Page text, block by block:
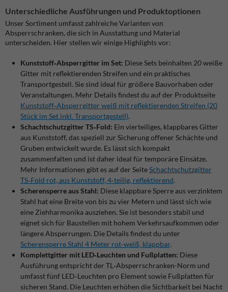
Unterschiedliche Ausführungen und Produktoptionen
Unser Sortiment umfasst zahlreiche Varianten von
Absperrschranken, die sich in Ausstattung und Material
unterscheiden. Hier stellen wir einige Highlights vor:
Kunststoff‑Absperrgitter im Set: Diese Sets beinhalten 20 weiße
Gitter mit reflektierenden Streifen und ein praktisches
Transportgestell. Sie sind ideal für größere Bauvorhaben oder
Veranstaltungen. Mehr Details findest du auf der Produktseite
Kunststoff‑Absperrgitter weiß mit reflektierenden Streifen (20
Stück im Set inkl. Transportgestell).
Schachtschutzgitter TS‑Fold: Ein vierteiliges, klappbares Gitter
aus Kunststoff, das speziell zur Sicherung offener Schächte und
Gruben entwickelt wurde. Es lässt sich kompakt
zusammenfalten und ist daher ideal für temporäre Einsätze.
Mehr Informationen gibt es auf der SeiteSchachtschutzgitter
TS‑Fold rot, aus Kunststoff, 4‑teilig, reflektierend.
Scherensperre aus Stahl: Diese klappbare Sperre aus verzinktem
Stahl hat eine Breite von bis zu vier Metern und lässt sich wie
eine Ziehharmonika ausziehen. Sie ist besonders stabil und
eignet sich für Baustellen mit hohem Verkehrsaufkommen oder
längere Absperrungen. Die Details findest du unter
Scherensperre Stahl 4 Meter rot‑weiß, klappbar.
Komplettgitter mit LED‑Leuchten und Fußplatten: Diese
Ausführung entspricht der TL‑Absperrschranken-Norm und
umfasst fünf LED‑Leuchten pro Element sowie Fußplatten für
sicheren Stand. Die Leuchten erhöhen die Sichtbarkeit bei Nacht